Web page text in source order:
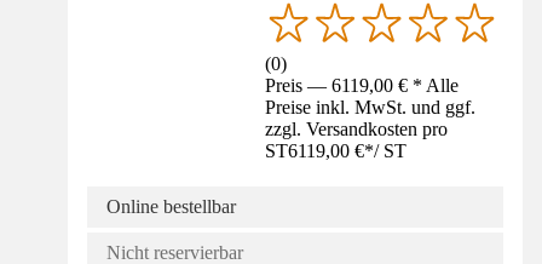
(0)
Preis — 6119,00 € * Alle
Preise inkl. MwSt. und ggf.
zzgl. Versandkosten pro
ST6119,00 €*/ ST
Online bestellbar
Nicht reservierbar